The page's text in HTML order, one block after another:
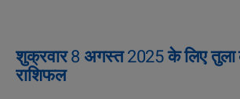
शुक्रवार 8 अगस्त 2025 के लिए तुला
राशिफल